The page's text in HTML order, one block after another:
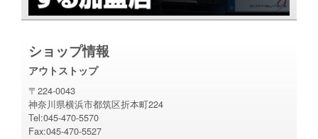
ショップ情報
アウトストップ
〒224-0043
神奈川県横浜市都筑区折本町224
Tel:045-470-5570
Fax:045-470-5527